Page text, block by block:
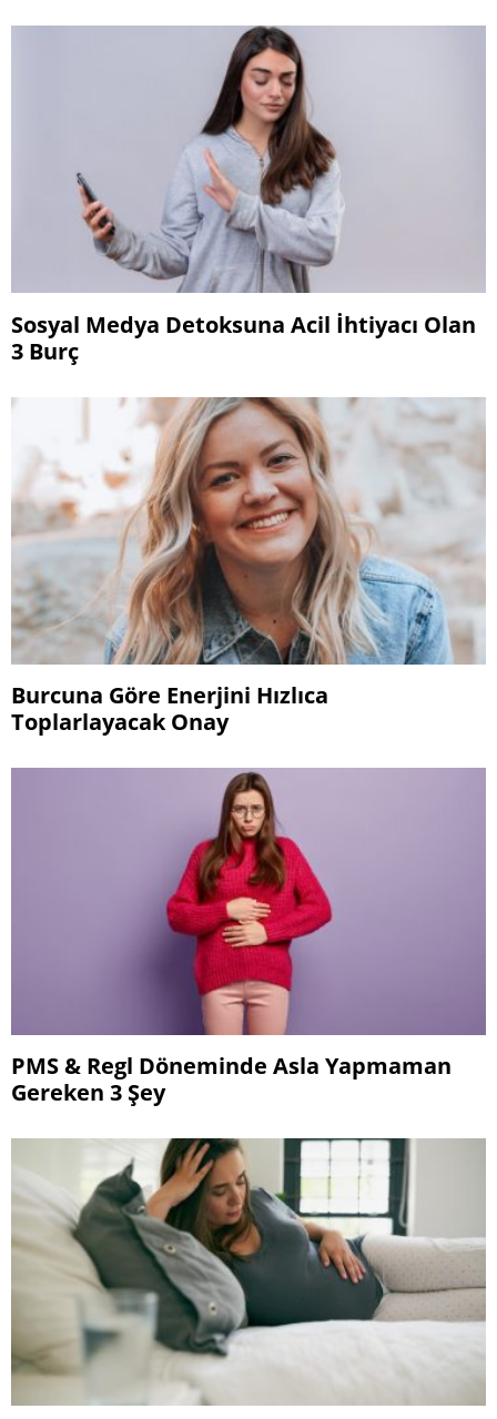
Sosyal Medya Detoksuna Acil İhtiyacı Olan
3 Burç
Burcuna Göre Enerjini Hızlıca
Toplarlayacak Onay
PMS & Regl Döneminde Asla Yapmaman
Gereken 3 Şey